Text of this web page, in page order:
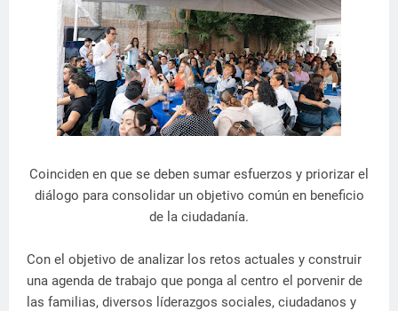
Coinciden en que se deben sumar esfuerzos y priorizar el
diálogo para consolidar un objetivo común en beneficio
de la ciudadanía.
Con el objetivo de analizar los retos actuales y construir
una agenda de trabajo que ponga al centro el porvenir de
las familias, diversos líderazgos sociales, ciudadanos y